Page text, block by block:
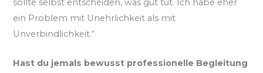
sollte selbst entscheiden, was gut tut. Ich habe eher
ein Problem mit Unehrlichkeit als mit
Unverbindlichkeit.“
Hast du jemals bewusst professionelle Begleitung